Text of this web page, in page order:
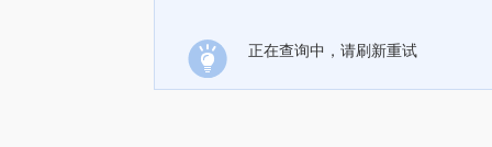
正在查询中，请刷新重试